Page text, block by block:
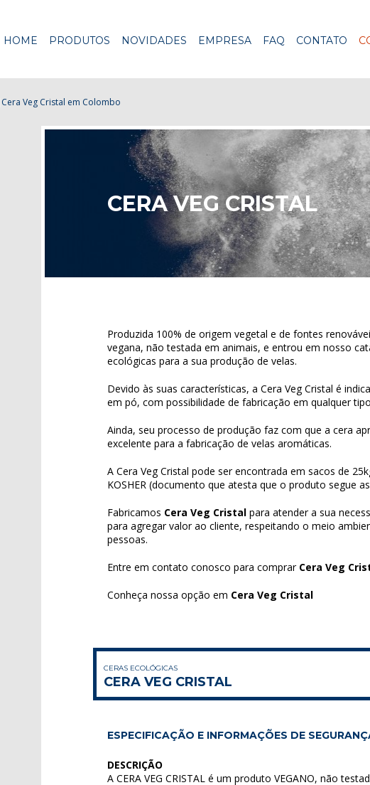
HOME PRODUTOS NOVIDADES EMPRESA FAQ CONTATO
Cera Veg Cristal em Colombo
CERA VEG CRISTAL
Produzida 100% de origem vegetal e de fontes
vegana, não testada em animais, e entrou em nosso
ecológicas para a sua produção de velas.
Devido às suas características, a Cera Veg Cristal é
em pó, com possibilidade de fabricação em qualquer
Ainda, seu processo de produção faz com que a cera
excelente para a fabricação de velas aromáticas.
A Cera Veg Cristal pode ser encontrada em sacos de
KOSHER (documento que atesta que o produto segue
Fabricamos Cera Veg Cristal para atender a sua
para agregar valor ao cliente, respeitando o meio
pessoas.
Entre em contato conosco para comprar Cera Veg
Conheça nossa opção em Cera Veg Cristal
CERAS ECOLÓGICAS
CERA VEG CRISTAL
ESPECIFICAÇÃO E INFORMAÇÕES DE
DESCRIÇÃO
A CERA VEG CRISTAL é um produto VEGANO, não